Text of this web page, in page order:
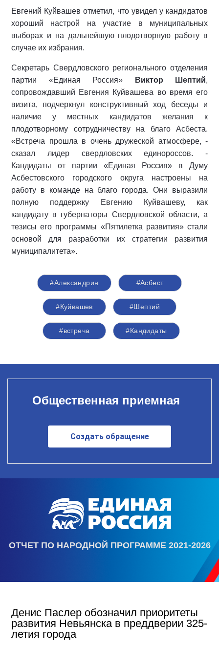
Евгений Куйвашев отметил, что увидел у кандидатов
хороший настрой на участие в муниципальных
выборах и на дальнейшую плодотворную работу в
случае их избрания.
Секретарь Свердловского регионального отделения
партии «Единая Россия»
Виктор Шептий,
сопровождавший Евгения Куйвашева во время его
визита, подчеркнул конструктивный ход беседы и
наличие у местных кандидатов желания к
плодотворному сотрудничеству на благо Асбеста.
«Встреча прошла в очень дружеской атмосфере, -
сказал лидер свердловских единороссов. -
Кандидаты от партии «Единая Россия» в Думу
Асбестовского городского округа настроены на
работу в команде на благо города. Они выразили
полную поддержку Евгению Куйвашеву, как
кандидату в губернаторы Свердловской области, а
тезисы его программы «Пятилетка развития» стали
основой для разработки их стратегии развития
муниципалитета».
#Александрин #Асбест
#Куйвашев #Шептий
#встреча #Кандидаты
Общественная приемная
Создать обращение
ОТЧЕТ ПО НАРОДНОЙ ПРОГРАММЕ 2021-2026
Денис Паслер обозначил приоритеты
развития Невьянска в преддверии 325-
летия города